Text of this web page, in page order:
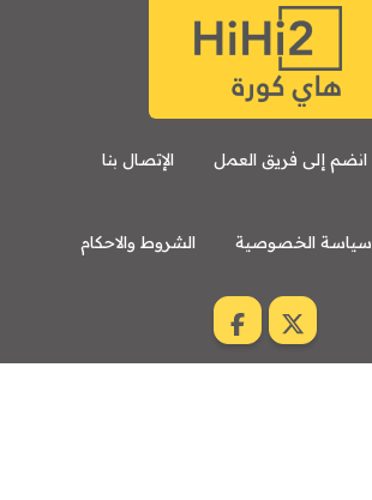
انضم إلى فريق العمل الإتصال بنا
سياسة الخصوصية الشروط والاحكام